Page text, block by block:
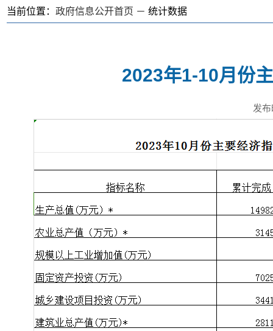
当前位置： 政府信息公开首页 － 统计数据
2023年1-10月份
发